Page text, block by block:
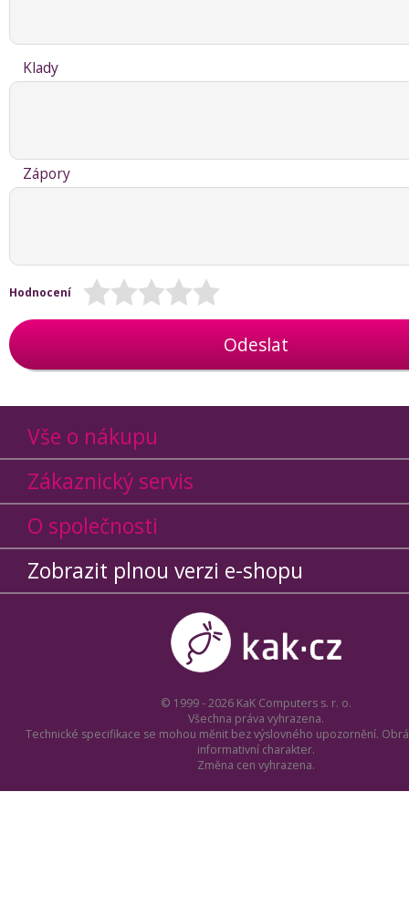
Klady
Zápory
Hodnocení
Odeslat
Vše o nákupu
Zákaznický servis
O společnosti
Zobrazit plnou verzi e-shopu
© 1999 - 2026 KaK Computers s. r. o.
Všechna práva vyhrazena.
Technické specifikace se mohou měnit bez výslovného upozornění.
informativní charakter.
Změna cen vyhrazena.